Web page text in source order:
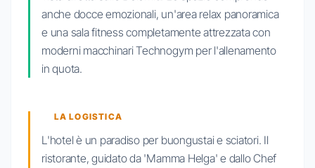
anche docce emozionali, un'area relax panoramica
e una sala fitness completamente attrezzata con
moderni macchinari Technogym per l'allenamento
in quota.
LA LOGISTICA
L'hotel è un paradiso per buongustai e sciatori. Il
ristorante, guidato da 'Mamma Helga' e dallo Chef